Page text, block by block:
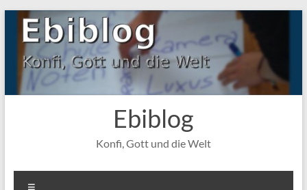
Zum
Inhalt
springen
Ebiblog
Konfi, Gott und die Welt